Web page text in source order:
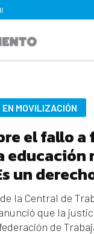
EN MOVILIZACIÓN
el fallo a
educación
un
la Central de
que la
de